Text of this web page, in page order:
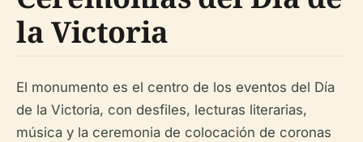
la Victoria
El monumento es el centro de los eventos del Día
de la Victoria, con desfiles, lecturas literarias,
música y la ceremonia de colocación de coronas